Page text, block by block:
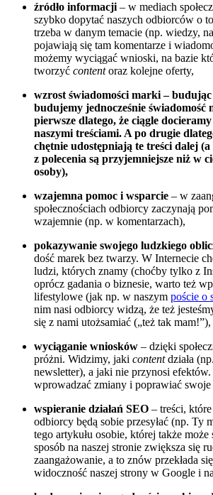
źródło informacji– w mediach
szybko dopytać naszych odbiorców o
trzeba w danym temacie (np. wiedzy,
pojawiają się tam komentarze i
możemy wyciągać wnioski, na bazie
tworzyć contentoraz kolejne oferty,
wzrost świadomości marki – budując
budujemy jednocześnie świadomość
pierwsze dlatego, że ciągle
naszymi treściami. A po drugie
chętnie udostępniają te treści dalej
z polecenia są przyjemniejsze niż w
osoby),
wzajemna pomoc i wsparcie – w
społecznościach odbiorcy zaczynają
wzajemnie (np. w komentarzach),
pokazywanie swojego ludzkiego
dość marek bez twarzy. W Internecie
ludzi, których znamy (choćby tylko z
oprócz gadania o biznesie, warto też
lifestylowe (jak np. w naszym poście o
nim nasi odbiorcy widzą, że też
się z nami utożsamiać („też tak mam!”),
wyciąganie wniosków – dzięki
próżni. Widzimy, jaki contentdziała
newsletter), a jaki nie przynosi
wprowadzać zmiany i poprawiać
wspieranie działań SEO – treści,
odbiorcy będą sobie przesyłać (np. Ty
tego artykułu osobie, której także
sposób na naszej stronie zwiększa się
zaangażowanie, a to znów przekłada
widoczność naszej strony w Google i